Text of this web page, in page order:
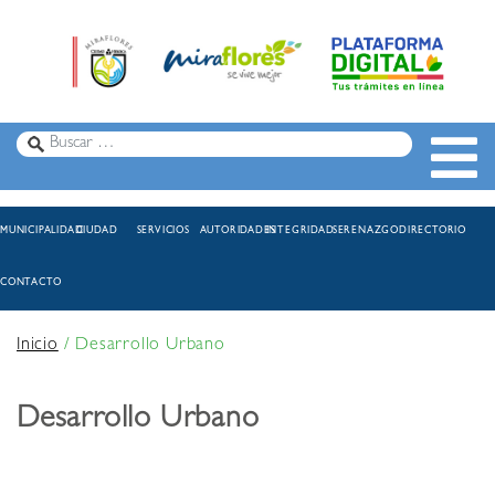
MUNICIPALIDADCIUDAD SERVICIOS AUTORIDADESINTEGRIDADSERENAZGODIRECTORIO
CONTACTO
Inicio/ Desarrollo Urbano
Desarrollo Urbano